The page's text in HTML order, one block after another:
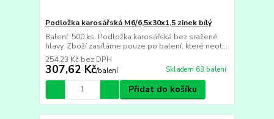
Podložka karosářská M6/6,5x30x1,5 zinek bílý
Balení: 500 ks. Podložka karosářská bez sražené
hlavy. Zboží zasíláme pouze po balení, které neot...
307,62 Kč/balení
254,23 Kč bez DPH
Skladem 63 balení
Přidat do košíku